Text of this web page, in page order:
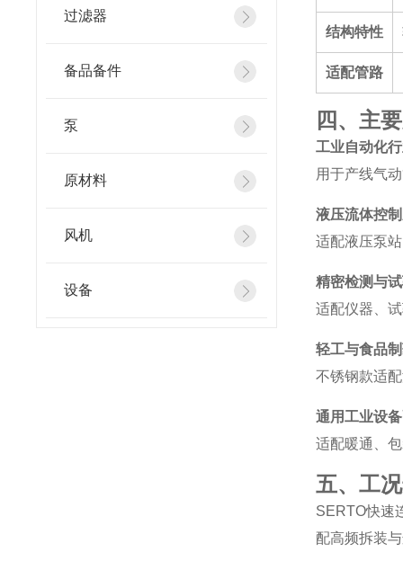
过滤器
备品备件
泵
原材料
风机
设备
结构特性
适配管路
四、主
工业自动化
用于产线气
液压流体控
适配液压泵
精密检测与
适配仪器、
轻工与食品
不锈钢款适
通用工业设
适配暖通、
五、工
SERTO快速
配高频拆装